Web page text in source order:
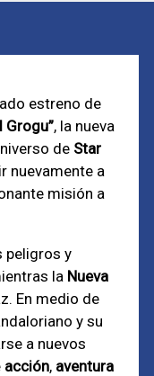
estreno de
Grogu”, la nueva
de Star
nuevamente a
misión a
peligros y
la Nueva
En medio de
y su
a nuevos
acción, aventura